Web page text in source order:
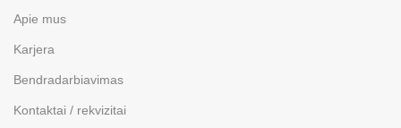
Apie mus
Karjera
Bendradarbiavimas
Kontaktai / rekvizitai